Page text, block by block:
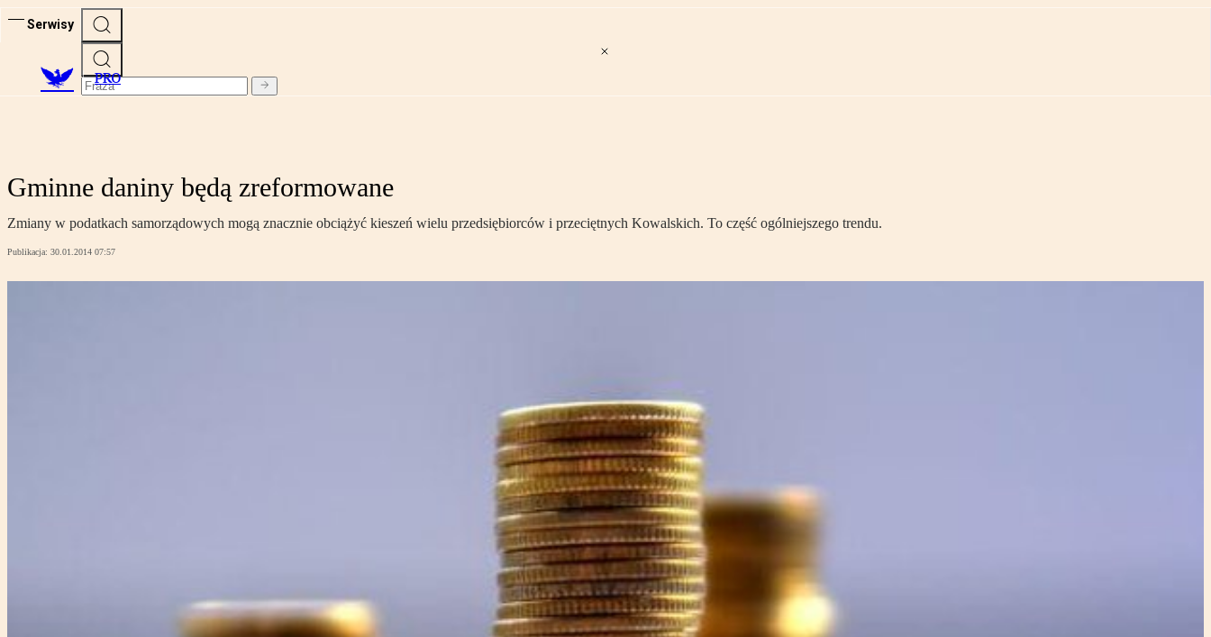
Serwisy
PRO
Gminne daniny będą zreformowane
Zmiany w podatkach samorządowych mogą znacznie obciążyć kieszeń wielu przedsiębiorców i przeciętnych Kowalskich. To część ogólniejszego trendu.
Publikacja: 30.01.2014 07:57